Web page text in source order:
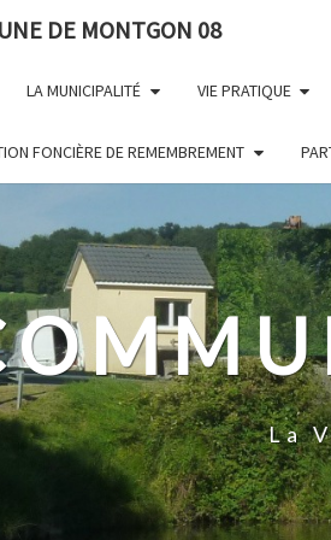
DE MONTGON 08
LA MUNICIPALITÉ VIE PRATIQUE
FONCIÈRE DE REMEMBREMENT
La
cookies